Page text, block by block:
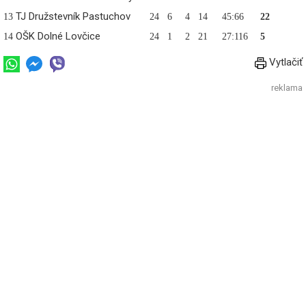
13 TJ Družstevník Pastuchov 24 6 4 14 45:66
22
14 OŠK Dolné Lovčice 24 1 2 21 27:116 5
Vytlačiť
reklama